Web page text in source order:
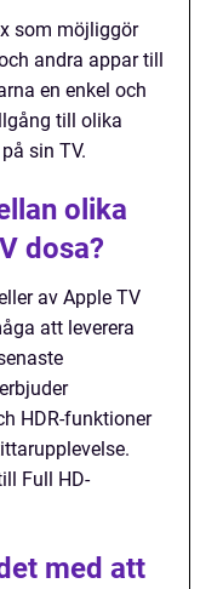
som möjliggör
andra appar till
en enkel och
till olika
sin TV.
olika
dosa?
av Apple TV
att leverera
HDR-funktioner
Full HD-
med att